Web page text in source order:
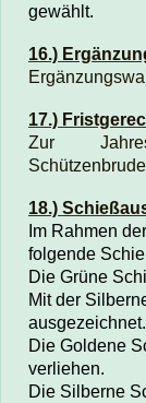
gewählt.
16.)
17.)
Zur
18.)
Im Rahmen
folgende
Die Grüne
Mit der
ausgezeichnet.
Die Goldene
verliehen.
Die Silberne